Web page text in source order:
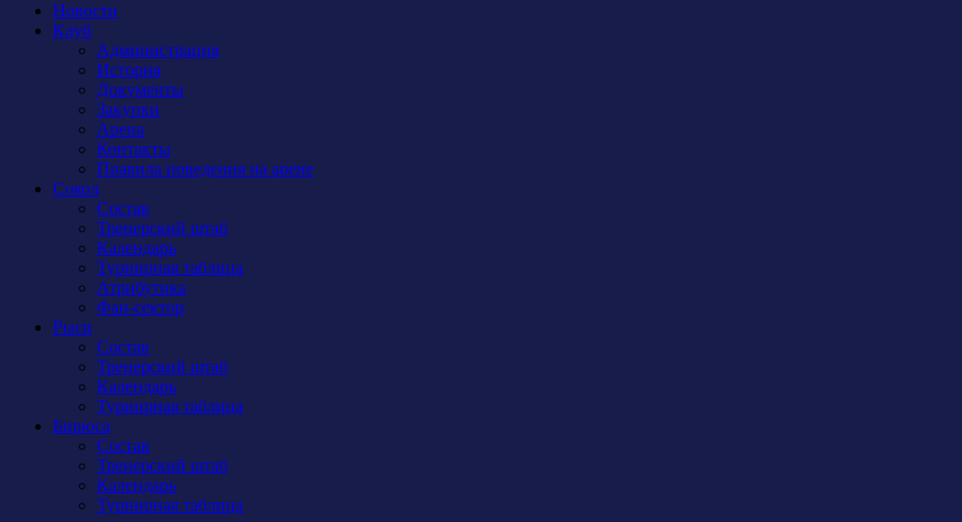
Новости
Клуб
Администрация
История
Документы
Закупки
Арена
Контакты
Правила поведения на арене
Сокол
Состав
Тренерский штаб
Календарь
Турнирная таблица
Атрибутика
Фан-сектор
Рыси
Состав
Тренерский штаб
Календарь
Турнирная таблица
Бирюса
Состав
Тренерский штаб
Календарь
Турнирная таблица